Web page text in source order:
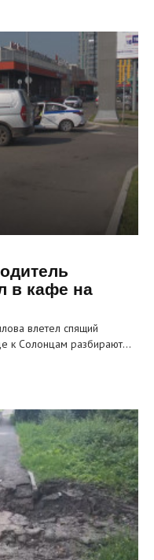
в кафе на
влетел спящий
к Солонцам разбирают…